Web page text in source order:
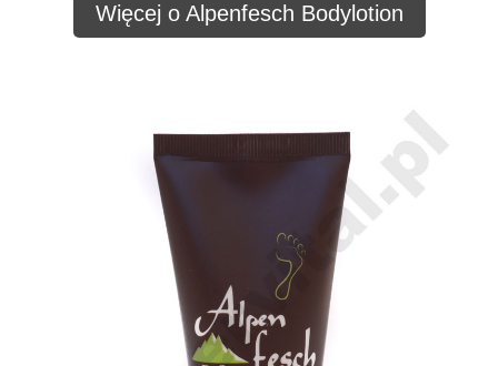
Więcej o Alpenfesch Bodylotion